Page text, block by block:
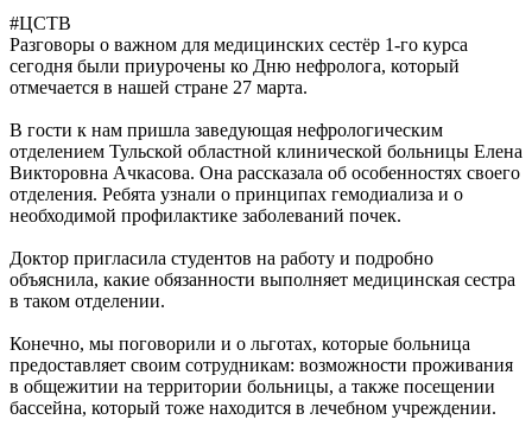
#ЦСТВ
Разговоры о важном для медицинских сестёр 1‑го курса
сегодня были приурочены ко Дню нефролога, который
отмечается в нашей стране 27 марта.
В гости к нам пришла заведующая нефрологическим
отделением Тульской областной клинической больницы Елена
Викторовна Ачкасова. Она рассказала об особенностях своего
отделения. Ребята узнали о принципах гемодиализа и о
необходимой профилактике заболеваний почек.
Доктор пригласила студентов на работу и подробно
объяснила, какие обязанности выполняет медицинская сестра
в таком отделении.
Конечно, мы поговорили и о льготах, которые больница
предоставляет своим сотрудникам: возможности проживания
в общежитии на территории больницы, а также посещении
бассейна, который тоже находится в лечебном учреждении.